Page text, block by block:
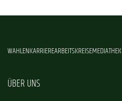
WAHLENKARRIEREARBEITSKREISEMEDIATHEK
ÜBER UNS